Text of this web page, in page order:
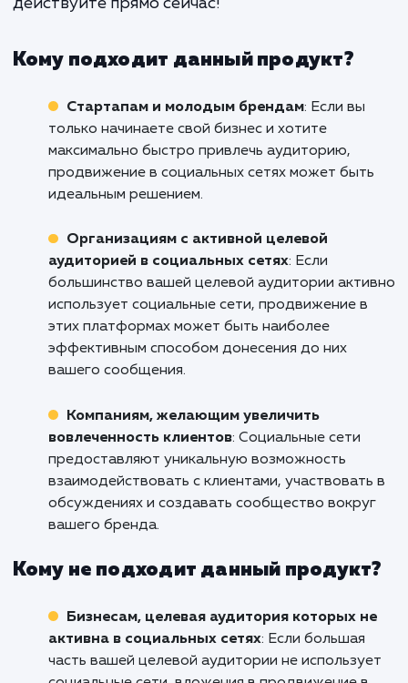
постоянный рост и успех
бренда в социальных сетях.
Готовы начать ваши победоносные
мир социальных сетей в Химках?
нами уже сегодня и давайте вместе
строить ваш успех в социальных
ждите, пока ваши конкуренты обгонят
действуйте прямо сейчас!
Кому подходит данный продукт?
Стартапам и молодым брендам: Если вы
только начинаете свой бизнес и хотите
максимально быстро привлечь аудиторию,
идеальным решением.
Организациям с активной целевой
аудиторией в социальных сетях
большинство вашей целевой аудитории